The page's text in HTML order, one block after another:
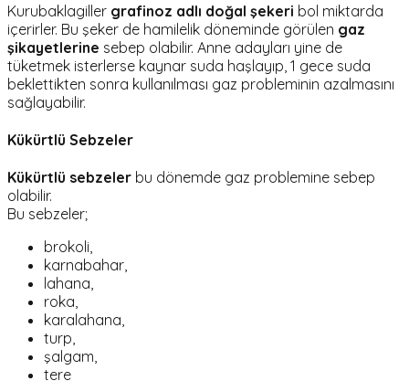
Kurubaklagiller grafinoz adlı doğal şekeri bol miktarda
içerirler. Bu şeker de hamilelik döneminde görülen gaz
şikayetlerine sebep olabilir. Anne adayları yine de
tüketmek isterlerse kaynar suda haşlayıp, 1 gece suda
beklettikten sonra kullanılması gaz probleminin azalmasını
sağlayabilir.
Kükürtlü Sebzeler
Kükürtlü sebzeler bu dönemde gaz problemine sebep
olabilir.
Bu sebzeler;
brokoli,
karnabahar,
lahana,
roka,
karalahana,
turp,
şalgam,
tere